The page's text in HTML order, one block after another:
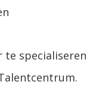
te specialiseren